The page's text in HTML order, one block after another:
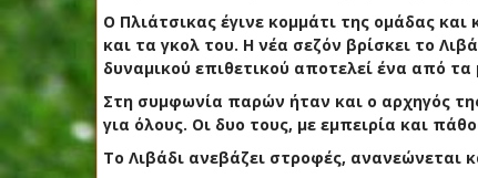
Ο Πλιάτσικας έγινε κομμάτι της ομάδας
και τα γκολ του. Η νέα σεζόν βρίσκει το
δυναμικού επιθετικού αποτελεί ένα από
Στη συμφωνία παρών ήταν και ο αρχηγός
για όλους. Οι δυο τους, με εμπειρία και
Το Λιβάδι ανεβάζει στροφές, ανανεώνεται